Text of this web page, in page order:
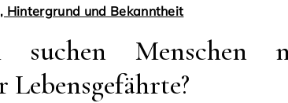
Hintergrund und Bekanntheit
suchen Menschen
Lebensgefährte?